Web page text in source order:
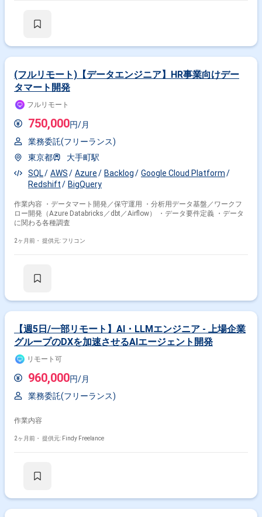
ールへのログインが不正なログインではないかを監査できる仕組みを構築
ではなく能動的かつ積極的に動ける方を求めています。不明点は自身の言
葉で咀嚼した上で質問するなど、思考力や言語化が得意な方が望ましいで
す。また、報連相などの基本的なコミュニケーションが適切に行える方を
求めています。 【ポジションの魅力】 大手金融機関の社内システムにお
けるビッグデータ基盤および監査基盤の改善に携わることで、大規模な
AWSデータ基盤の設計や運用スキルを高めていただけます。CloudTrailや
Athena、Redshift、Tableauなど複数のサービスを組み合わせた監査基盤
構築の経験を積むことができ、今後のキャリアにおいても汎用性の高い知
見が得られます。 【開発環境】 AWS（CloudTrail、S3、Athena、Glue、
EC2、Redshift）、Tableau、JP1、SQL
(フルリモート)【データエンジニア】HR事業向けデー
タマート開発
フルリモート
750,000円/月
業務委託(フリーランス)
東京都
大手町駅
SQL
AWS Azure Backlog
Google Cloud Platform
Redshift
BigQuery
作業内容 ・データマート開発／保守運用 ・分析用データ基盤／ワークフ
ロー開発（Azure Databricks／dbt／Airflow） ・データ要件定義 ・データ
に関わる各種調査
2ヶ月前・ 提供元: フリコン
【週5日/一部リモート】AI・LLMエンジニア - 上場企業
グループのDXを加速させるAIエージェント開発
リモート可
960,000円/月
業務委託(フリーランス)
作業内容
2ヶ月前・ 提供元: Findy Freelance